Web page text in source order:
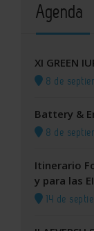
Agenda
XI GREEN
8 de
Battery &
8 de
Itinerario
y para las
14 de